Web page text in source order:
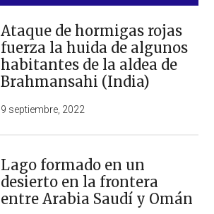
Ataque de hormigas rojas
fuerza la huida de algunos
habitantes de la aldea de
Brahmansahi (India)
9 septiembre, 2022
Lago formado en un
desierto en la frontera
entre Arabia Saudí y Omán